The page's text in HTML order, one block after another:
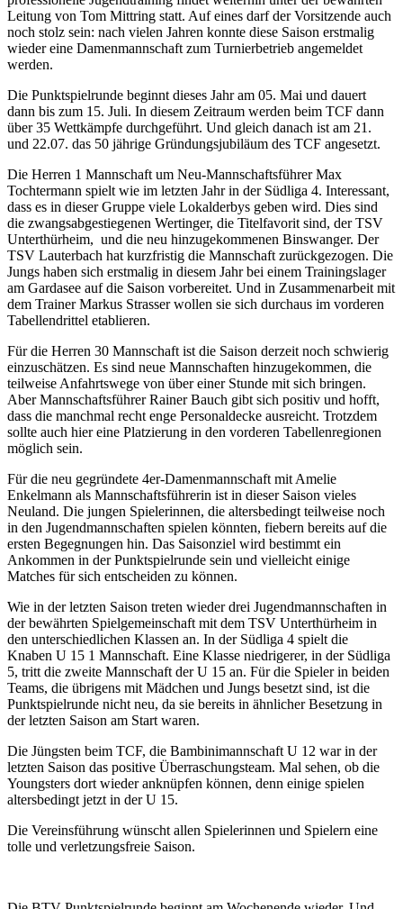
Leitung von Tom Mittring statt. Auf eines darf der Vorsitzende auch
noch stolz sein: nach vielen Jahren konnte diese Saison erstmalig
wieder eine Damenmannschaft zum Turnierbetrieb angemeldet
werden.
Die Punktspielrunde beginnt dieses Jahr am 05. Mai und dauert
dann bis zum 15. Juli. In diesem Zeitraum werden beim TCF dann
über 35 Wettkämpfe durchgeführt. Und gleich danach ist am 21.
und 22.07. das 50 jährige Gründungsjubiläum des TCF angesetzt.
Die Herren 1 Mannschaft um Neu-Mannschaftsführer Max
Tochtermann spielt wie im letzten Jahr in der Südliga 4. Interessant,
dass es in dieser Gruppe viele Lokalderbys geben wird. Dies sind
die zwangsabgestiegenen Wertinger, die Titelfavorit sind, der TSV
Unterthürheim, und die neu hinzugekommenen Binswanger. Der
TSV Lauterbach hat kurzfristig die Mannschaft zurückgezogen. Die
Jungs haben sich erstmalig in diesem Jahr bei einem Trainingslager
am Gardasee auf die Saison vorbereitet. Und in Zusammenarbeit mit
dem Trainer Markus Strasser wollen sie sich durchaus im vorderen
Tabellendrittel etablieren.
Für die Herren 30 Mannschaft ist die Saison derzeit noch schwierig
einzuschätzen. Es sind neue Mannschaften hinzugekommen, die
teilweise Anfahrtswege von über einer Stunde mit sich bringen.
Aber Mannschaftsführer Rainer Bauch gibt sich positiv und hofft,
dass die manchmal recht enge Personaldecke ausreicht. Trotzdem
sollte auch hier eine Platzierung in den vorderen Tabellenregionen
möglich sein.
Für die neu gegründete 4er-Damenmannschaft mit Amelie
Enkelmann als Mannschaftsführerin ist in dieser Saison vieles
Neuland. Die jungen Spielerinnen, die altersbedingt teilweise noch
in den Jugendmannschaften spielen könnten, fiebern bereits auf die
ersten Begegnungen hin. Das Saisonziel wird bestimmt ein
Ankommen in der Punktspielrunde sein und vielleicht einige
Matches für sich entscheiden zu können.
Wie in der letzten Saison treten wieder drei Jugendmannschaften in
der bewährten Spielgemeinschaft mit dem TSV Unterthürheim in
den unterschiedlichen Klassen an. In der Südliga 4 spielt die
Knaben U 15 1 Mannschaft. Eine Klasse niedrigerer, in der Südliga
5, tritt die zweite Mannschaft der U 15 an. Für die Spieler in beiden
Teams, die übrigens mit Mädchen und Jungs besetzt sind, ist die
Punktspielrunde nicht neu, da sie bereits in ähnlicher Besetzung in
der letzten Saison am Start waren.
Die Jüngsten beim TCF, die Bambinimannschaft U 12 war in der
letzten Saison das positive Überraschungsteam. Mal sehen, ob die
Youngsters dort wieder anknüpfen können, denn einige spielen
altersbedingt jetzt in der U 15.
Die Vereinsführung wünscht allen Spielerinnen und Spielern eine
tolle und verletzungsfreie Saison.